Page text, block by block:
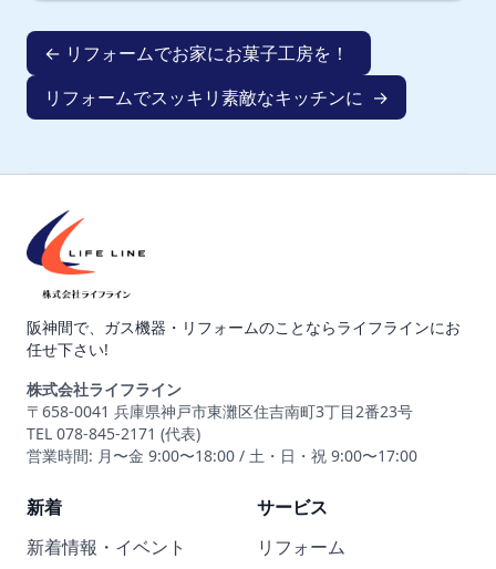
← リフォームでお家にお菓子工房を！
リフォームでスッキリ素敵なキッチンに →
阪神間で、ガス機器・リフォームのことならライフラインにお
任せ下さい!
株式会社ライフライン
〒658-0041 兵庫県神戸市東灘区住吉南町3丁目2番23号
TEL 078-845-2171 (代表)
営業時間: 月〜金 9:00〜18:00 / 土・日・祝 9:00〜17:00
新着
新着情報・イベント
サービス
リフォーム